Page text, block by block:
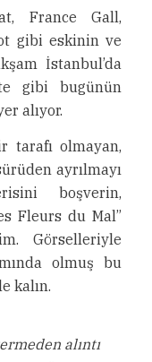
France Gall,
gibi eskinin ve
İstanbul’da
gibi bugünün
alıyor.
tarafı olmayan,
ayrılmayı
boşverin,
Fleurs du Mal”
Görselleriyle
olmuş bu
kalın.
alıntı